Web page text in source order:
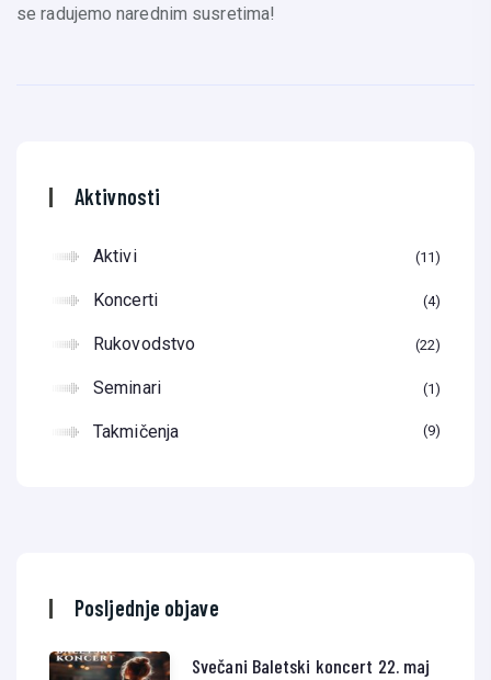
se radujemo narednim susretima!
Aktivnosti
Aktivi 11
Koncerti 4
Rukovodstvo 22
Seminari 1
Takmičenja 9
Posljednje objave
Svečani Baletski koncert 22. maj